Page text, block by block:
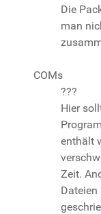
Die
man
COMs
???
Hier
enthält
Zeit.
Dateien